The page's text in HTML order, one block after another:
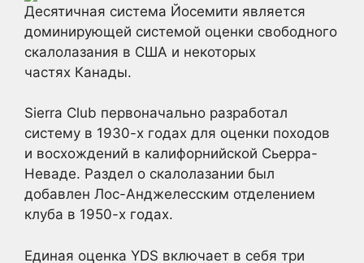
Десятичная система Йосемити является
доминирующей системой оценки свободного
скалолазания в США и некоторых
частях Канады.
Sierra Club первоначально разработал
систему в 1930-х годах для оценки походов
и восхождений в калифорнийской Сьерра-
Неваде. Раздел о скалолазании был
добавлен Лос-Анджелесским отделением
клуба в 1950-х годах.
Единая оценка YDS включает в себя три